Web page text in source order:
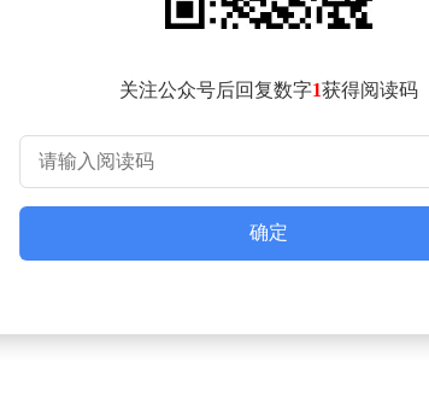
关注公众号后回复数字1获得阅读码
确定